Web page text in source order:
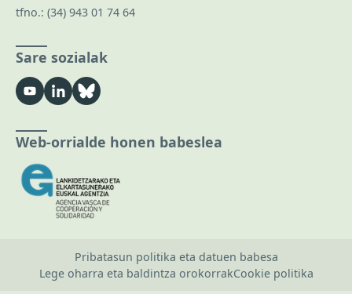
tfno.: (34) 943 01 74 64
Sare sozialak
Web-orrialde honen babeslea
Pribatasun politika eta datuen babesa
Lege oharra eta baldintza orokorrakCookie politika